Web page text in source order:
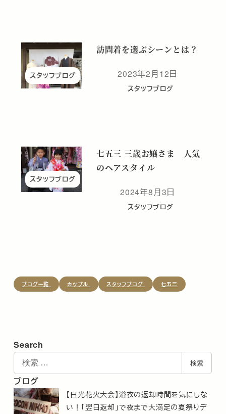
スタッフブログ
訪問着を選ぶシーンとは？
投稿日
2023年2月12日
スタッフブログ
スタッフブログ
七五三 三歳お嬢さま 人気
のヘアスタイル
投稿日
2024年8月3日
スタッフブログ
ブログ一覧 カップル スタッフブログ 七五三
Search
索
検索
ブログ
【日光花火大会】浴衣の返却時間を気にしな
い！「翌日返却」で夜まで大満足の夏祭りデ